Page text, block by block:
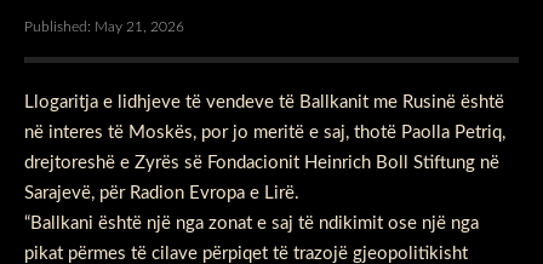
Published: May 21, 2026
Llogaritja e lidhjeve të vendeve të Ballkanit me Rusinë është
në interes të Moskës, por jo meritë e saj, thotë Paolla Petriq,
drejtoreshë e Zyrës së Fondacionit Heinrich Boll Stiftung në
Sarajevë, për Radion Evropa e Lirë.
“Ballkani është një nga zonat e saj të ndikimit ose një nga
pikat përmes të cilave përpiqet të trazojë gjeopolitikisht